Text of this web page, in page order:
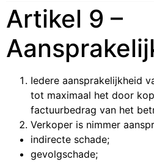
Artikel 9 –
Iedere aansprakelijkheid
tot maximaal het door
factuurbedrag van het
Verkoper is nimmer
indirecte schade;
gevolgschade;